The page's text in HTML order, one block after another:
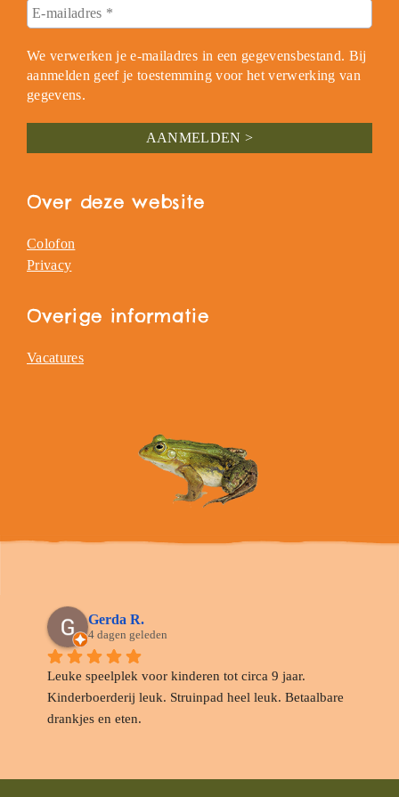
We verwerken je e-mailadres in een gegevensbestand. Bij
aanmelden geef je toestemming voor het verwerking van
gegevens.
Over deze website
Colofon
Privacy
Overige informatie
Vacatures
Gerda R.
4 dagen geleden
Leuke speelplek voor kinderen tot circa 9 jaar.
Kinderboerderij leuk. Struinpad heel leuk. Betaalbare
drankjes en eten.